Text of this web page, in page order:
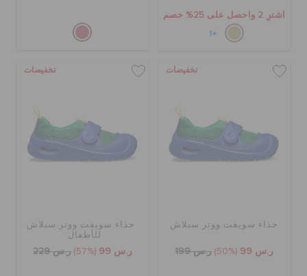
اشترِ 2 واحصل على 25% خصم
+1
تخفيضات
حذاء سويفت ووتر سبلاش
ر.س 99 (50%) ر.س 199
تخفيضات
حذاء سويفت ووتر سبلاش
للأطفال
ر.س 99 (57%) ر.س 229